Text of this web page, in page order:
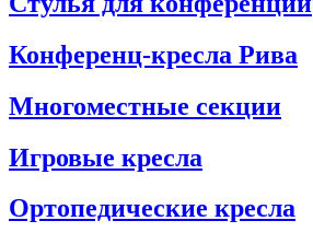
Конференц-кресла Рива
Многоместные секции
Игровые кресла
Ортопедические кресла